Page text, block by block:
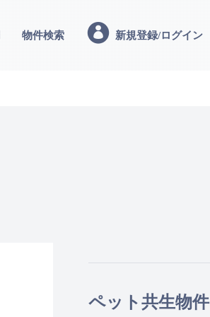
物件検索 新規登録/ログイン
ペット共生物件